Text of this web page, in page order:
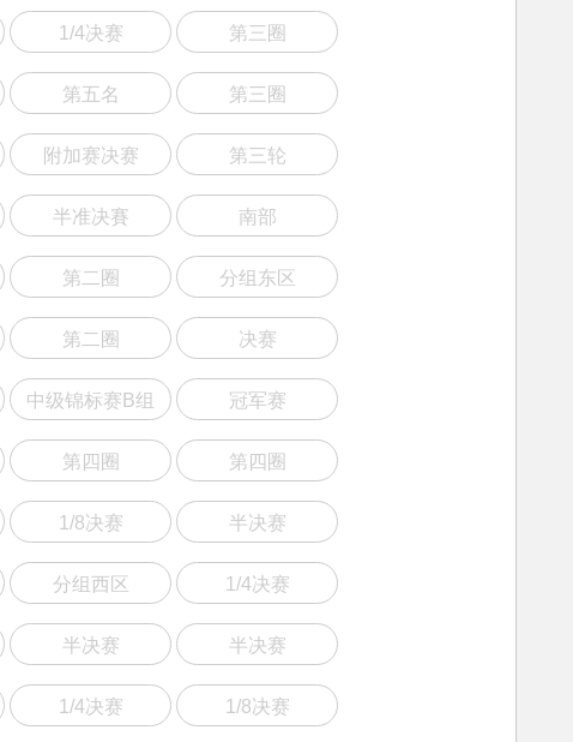
1/4决赛 第三圈
第五名 第三圈
附加赛决赛 第三轮
半准决賽 南部
第二圈 分组东区
第二圈 决赛
中级锦标赛B组 冠军赛
第四圈 第四圈
1/8决赛 半决赛
分组西区 1/4决赛
半决赛 半决赛
1/4决赛 1/8决赛